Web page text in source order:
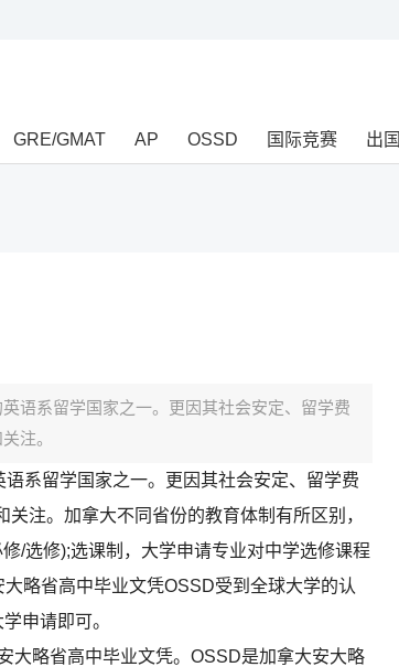
GRE/GMAT AP OSSD 国际竞赛 出
语系留学国家之一。更因其社会安定、留学费
注。
系留学国家之一。更因其社会安定、留学费
注。加拿大不同省份的教育体制有所区别，
/选修);选课制，大学申请专业对中学选修课程
略省高中毕业文凭OSSD受到全球大学的认
申请即可。
略省高中毕业文凭。OSSD是加拿大安大略